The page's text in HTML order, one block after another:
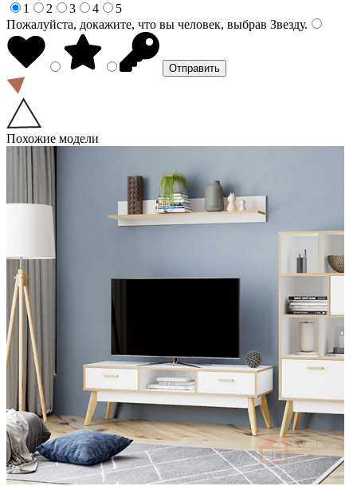
1
2 3 4
5
Пожалуйста, докажите, что вы человек, выбрав Звезду.
Похожие модели